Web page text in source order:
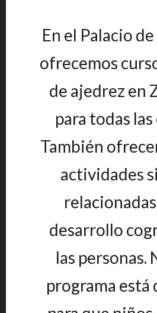
En el Palacio
ofrecemos
de ajedrez en
para todas las
También
actividades
desarrollo
las personas.
programa está